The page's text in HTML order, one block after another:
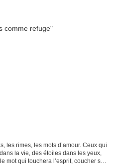
les rimes, les mots d’amour. Ceux qui
la vie, des étoiles dans les yeux,
qui touchera l’esprit, coucher ses